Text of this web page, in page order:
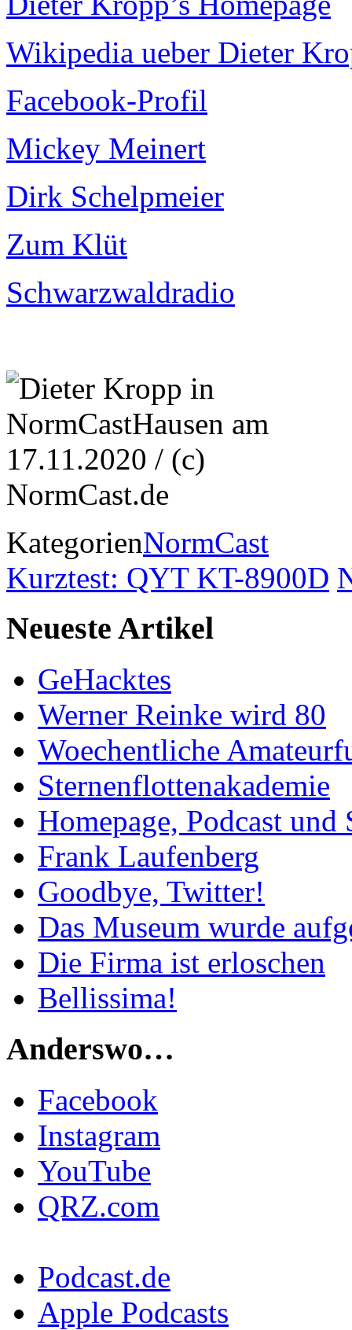
Wikipedia ueber Dieter
Facebook-Profil
Mickey Meinert
Dirk Schelpmeier
Zum Klüt
Schwarzwaldradio
KategorienNormCast
Kurztest: QYT KT-8900D
Neueste Artikel
GeHacktes
Werner Reinke wird 80
Woechentliche
Sternenflottenakademie
Homepage, Podcast
Frank Laufenberg
Goodbye, Twitter!
Das Museum wurde
Die Firma ist erloschen
Bellissima!
Anderswo…
Facebook
Instagram
YouTube
QRZ.com
Podcast.de
Apple Podcasts